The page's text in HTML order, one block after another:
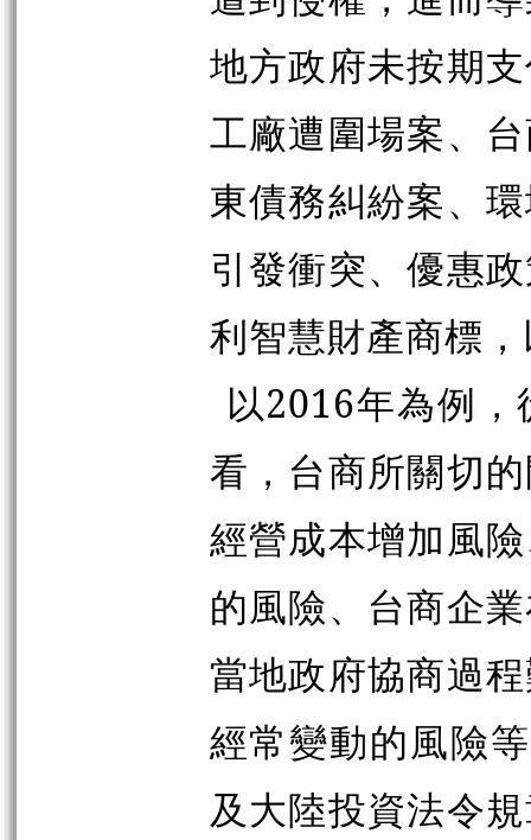
地方政府未按期
工廠遭圍場案、
東債務糾紛案、
引發衝突、優惠
利智慧財產商標
以2016年為例
看，台商所關切
經營成本增加風
的風險、台商企
當地政府協商過
經常變動的風險
及大陸投資法令